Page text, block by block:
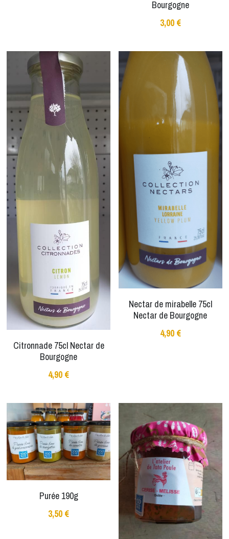
Bourgogne
3,00 €
Citronnade 75cl Nectar de
Bourgogne
4,90 €
Nectar de mirabelle 75cl
Nectar de Bourgogne
4,90 €
Purée 190g
3,50 €